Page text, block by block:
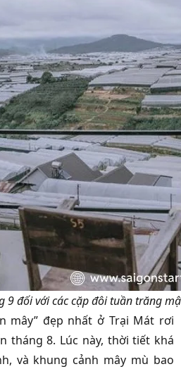
9 đối với các cặp đôi tuần trăng
mây” đẹp nhất ở Trại Mát rơi
tháng 8. Lúc này, thời tiết khá
và khung cảnh mây mù bao